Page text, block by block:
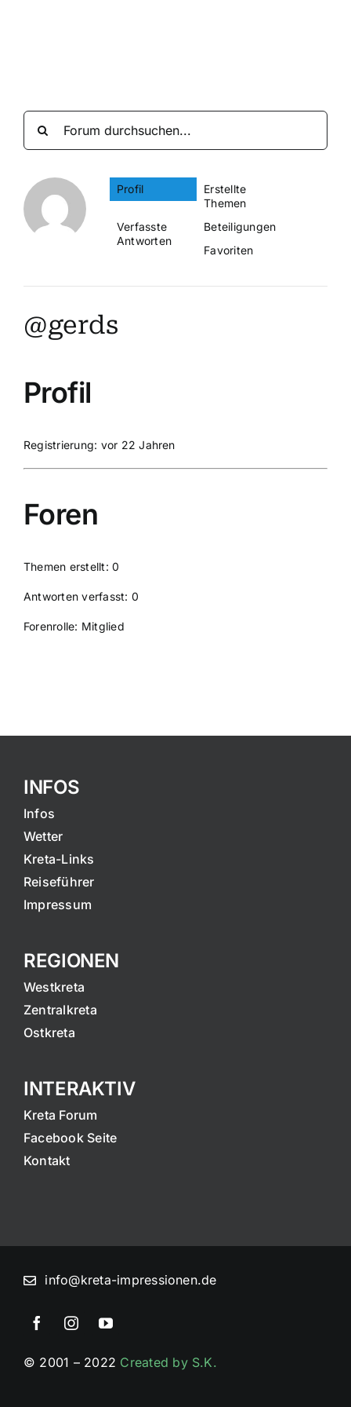
Profil
Erstellte
Themen
Verfasste
Antworten
Beteiligungen
Favoriten
@gerds
Profil
Registrierung: vor 22 Jahren
Foren
Themen erstellt: 0
Antworten verfasst: 0
Forenrolle: Mitglied
INFOS
Infos
Wetter
Kreta-Links
Reiseführer
Impressum
REGIONEN
Westkreta
Zentralkreta
Ostkreta
INTERAKTIV
Kreta Forum
Facebook Seite
Kontakt
info@kreta-impressionen.de
© 2001 – 2022 Created by S.K.